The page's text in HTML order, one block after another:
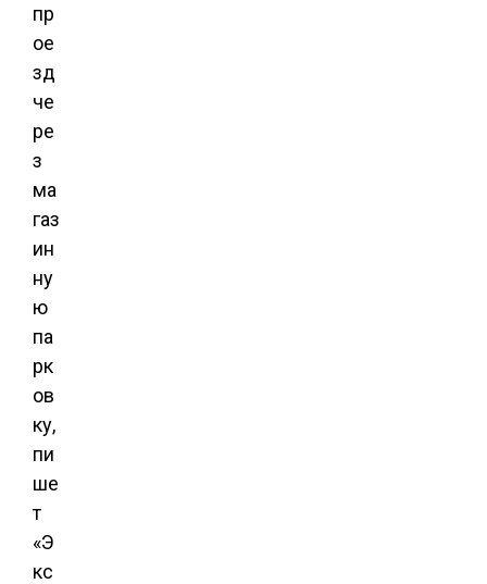
пр
ое
зд
че
ре
з
ма
газ
ин
ну
ю
па
рк
ов
ку,
пи
ше
т
«Э
кс